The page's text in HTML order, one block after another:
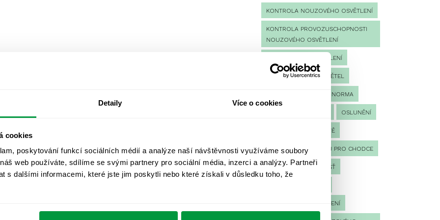
Detaily Více o cookies
cookies
poskytování funkcí sociálních médií a analýze naší návštěvnosti využíváme soubory
web používáte, sdílíme se svými partnery pro sociální média, inzerci a analýzy. Partneři
s dalšími informacemi, které jste jim poskytli nebo které získali v důsledku toho, že
KONTROLA NOUZOVÉHO OSVĚTLENÍ
KONTROLA PROVOZUSCHOPNOSTI
NOUZOVÉHO OSVĚTLENÍ
LED NOUZOVÉ OSVĚTLENÍ
MĚŘENÍ MĚŘENÍ SVĚTEL
NORMA
OSLUNĚNÍ
OSVĚTLENÍ PRACOVIŠTĚ
OSVĚTLENÍ PŘECHODŮ PRO CHODCE
OSVĚTLENÍ SPORTOVIŠŤ
PROTIPANICKÉ OSVĚTLENÍ